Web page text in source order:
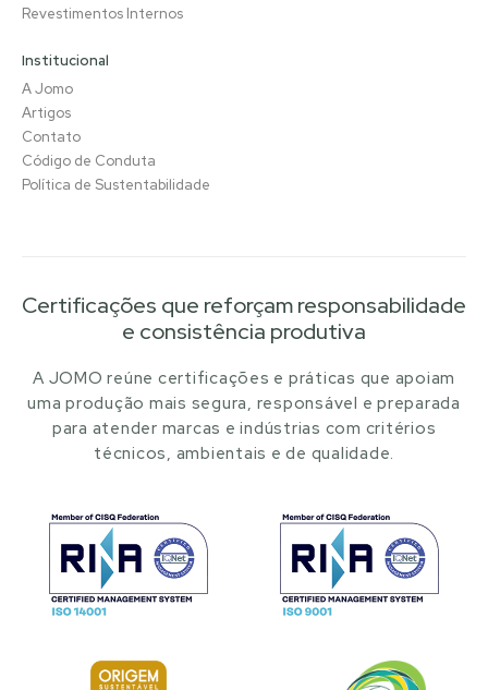
Revestimentos Internos
Institucional
A Jomo
Artigos
Contato
Código de Conduta
Política de Sustentabilidade
Certificações que reforçam responsabilidade
e consistência produtiva
A JOMO reúne certificações e práticas que apoiam
uma produção mais segura, responsável e preparada
para atender marcas e indústrias com critérios
técnicos, ambientais e de qualidade.